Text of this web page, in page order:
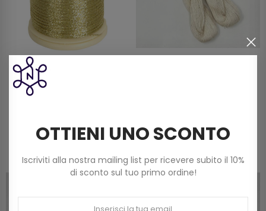
Filato Da Ricamo
Metallizzato Dmc (40 M) Art
OTTIENI UNO SCONTO
Iscriviti alla nostra mailing list per ricevere subito il 10%
di sconto sul tuo primo ordine!